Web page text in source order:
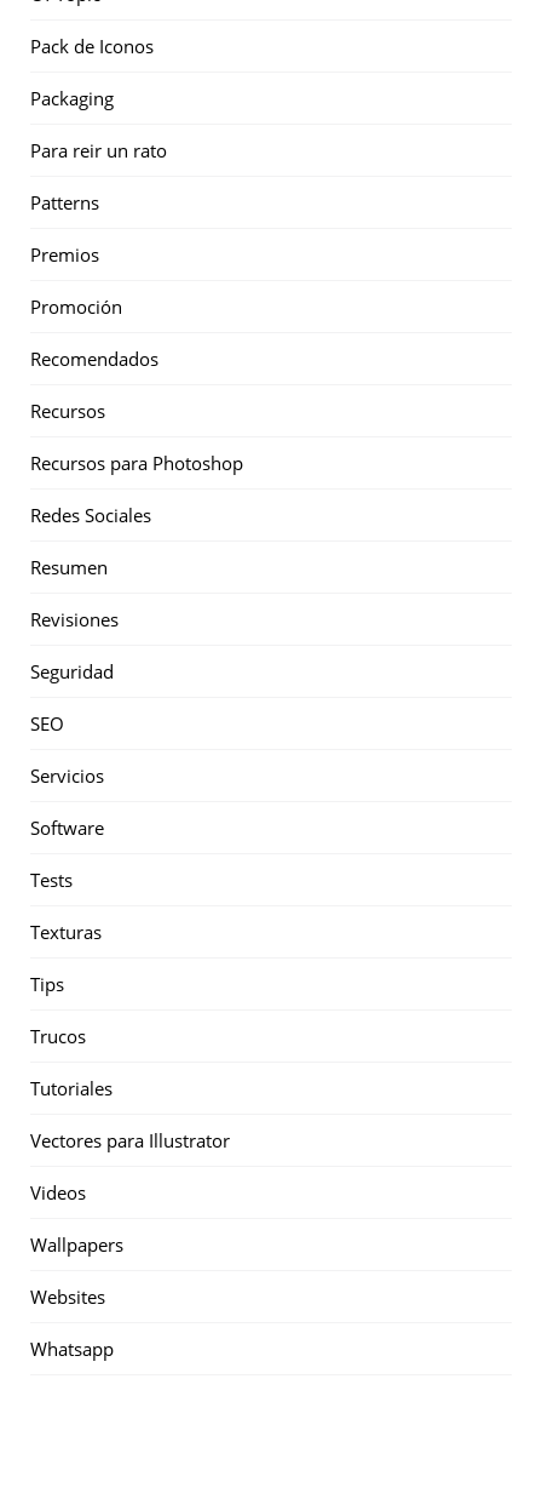
Pack de Iconos
Packaging
Para reir un rato
Patterns
Premios
Promoción
Recomendados
Recursos
Recursos para Photoshop
Redes Sociales
Resumen
Revisiones
Seguridad
SEO
Servicios
Software
Tests
Texturas
Tips
Trucos
Tutoriales
Vectores para Illustrator
Videos
Wallpapers
Websites
Whatsapp